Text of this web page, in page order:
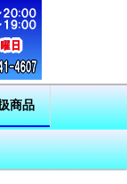
商品